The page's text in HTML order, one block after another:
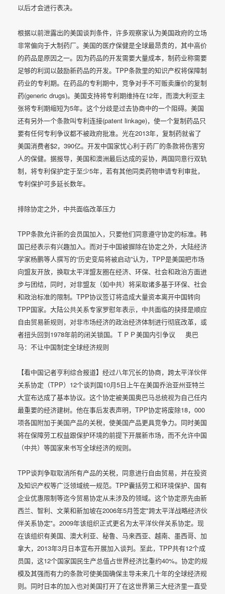
以后才会进行表决。
根据以前泄露出的美国谈判条件，许多观察家认为美国政府的立场
非常偏向于大制药厂。美国的医疗保健是全球最昂贵的，其中高价
的药品是原因之一。因为药品的开发需要大量成本，制药业称需要
足够的利润以鼓励新药品的开发。TPP条款里的知识产权将保障制
药业的专利期。在药品的专利期中，竞争对手不可贩卖廉价的复制
药(generic drugs)。美国支持将专利期维持在12年，而澳大利亚主
张将专利期缩短为5年。这个分歧是过去协商中的一个阻碍。美国
还有另外一个条款叫专利连接(patent linkage)，使一个复制药品只
要有任何专利争议都不被政府批准。光在2013年，复制药就省了
美国消费者$2，390亿。开发中国家忧心利于药厂的条款将伤害穷
人的保健。据报导，美国和澳洲最后达成的妥协，两国同意行双轨
制，将专利保护定于至少5年，若有其他同类药物申请专利审批，
专利保护可多延长数年。
排除协定之外，中共面临改革压力
TPP条款允许新的会员国加入，只要他们同意遵守协定的标准。韩
国已经表示有兴趣加入。而对于中国被摒除在协定之外，大陆经济
学家杨鹏等人撰写的“历史变局将被启动”认为，TPP是美国把市场
向盟友开放，换取太平洋盟友圈在经济、环保、社会和政治方面进
步与团结，同时，对非盟友（如中共）将采取诸多基于环保、社会
和政治标准的限制。TPP协议签订将造成大量资本离开中国转向
TPP国家。大陆公共关系专家罗慰年表示，中共面临的抉择是顺应
自由贸易新规则，对非市场经济的政治经济体制进行彻底改革，或
者扭头回到1978年前的闭关锁国。 ＴＰＰ美国内引争议 奥巴
马：不让中国制定全球经济规则
【看中国记者亨利综合报道】经过八年冗长的协商，跨太平洋伙伴
关系协定（TPP）12个谈判国10月5日上午在美国乔治亚州亚特兰
大宣布达成了基本协议。这个协定被美国奥巴马总统视为自己任内
最重要的经济建树。他在事后发表声明，TPP协定将废除18，000
项各国附加于美国产品的关税，使美国产品更具竞争力。同时美国
将在保障劳工权益跟保护环境的前提下开展新市场，而不允许中国
（中共）等国家来书写全球经济的规则。
TPP谈判争取取消所有产品的关税，同意进行自由贸易，并在投资
及知识产权等广泛领域统一规范。TPP囊括劳工和环境保护、国有
企业优惠限制等迄今贸易协定从未涉及的领域。这个协定原先由新
西兰、智利、文莱和新加坡在2006年5月签定"跨太平洋战略经济伙
伴关系协定"。2009年该组织正式更名为太平洋伙伴关系协定。现
在该组织有美国、澳大利亚、秘鲁、马来西亚、越南、墨西哥、加
拿大，2013年3月日本宣布开展加入谈判。至此，TPP共有12个成
员国，这12个国家国民生产总值占世界经济比重约40%。协定的规
模及其强而有力的条款可使美国确保主导未来几十年的全球经济规
则。同时日本的加入也对美国打开了在这世界第三大经济里一直受